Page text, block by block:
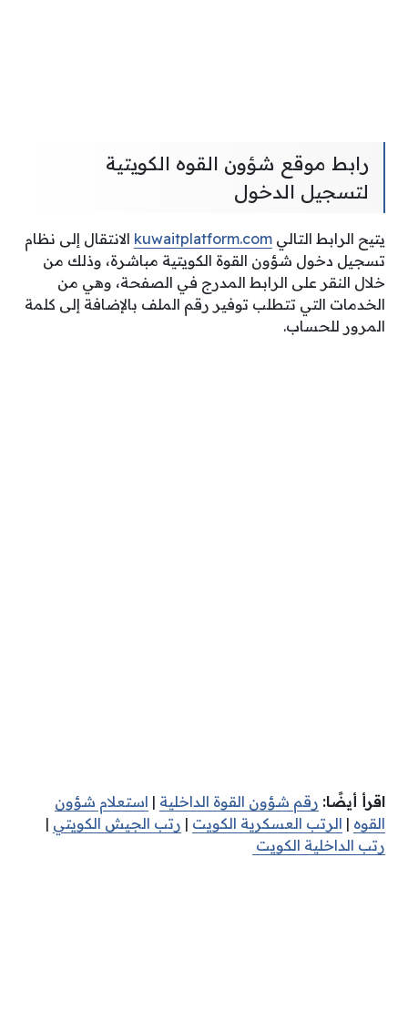
رابط موقع شؤون القوه الكويتية
لتسجيل الدخول
يتيح الرابط التالي kuwaitplatform.com الانتقال إلى نظام
تسجيل دخول شؤون القوة الكويتية مباشرة، وذلك من
خلال النقر على الرابط المدرج في الصفحة، وهي من
الخدمات التي تتطلب توفير رقم الملف بالإضافة إلى كلمة
المرور للحساب.
اقرأ أيضًا: رقم شؤون القوة الداخلية | استعلام شؤون
القوه | الرتب العسكرية الكويت | رتب الجيش الكويتي |
رتب الداخلية الكويت